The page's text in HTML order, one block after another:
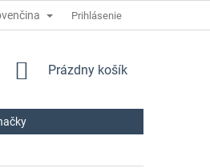
Prihlásenie
NÁKUPNÝ
Prázdny košík